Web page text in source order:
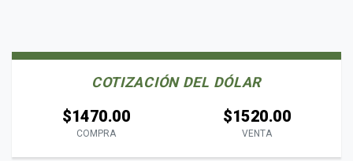
COTIZACIÓN DEL DÓLAR
$1470.00
COMPRA
$1520.00
VENTA